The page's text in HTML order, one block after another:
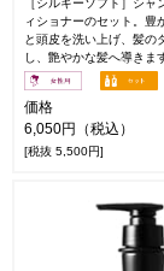
［シルキーソフト］シャ
ィショナーのセット。豊
と頭皮を洗い上げ、髪の
し、艶やかな髪へ導きま
価格
6,050円（税込）
[税抜 5,500円]